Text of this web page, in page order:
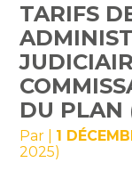
TARIFS
DU PLAN
Par 1
2025)